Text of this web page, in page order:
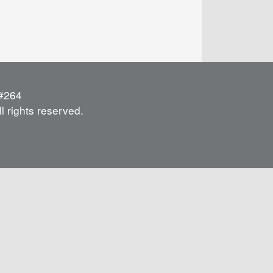
rights reserved.